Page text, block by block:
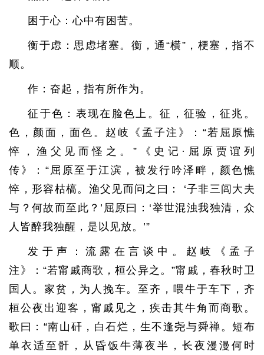
困于心：心中有困苦。
衡于虑：思虑堵塞。衡，通“横”，梗塞，指不
顺。
作：奋起，指有所作为。
征于色：表现在脸色上。征，征验，征兆。
色，颜面，面色。赵岐《孟子注》：“若屈原憔
悴，渔父见而怪之。”《史记·屈原贾谊列
传》：“屈原至于江滨，被发行吟泽畔，颜色憔
悴，形容枯槁。渔父见而问之曰： ‘子非三闾大夫
与？何故而至此？’屈原曰：‘举世混浊我独清，众
人皆醉我独醒，是以见放。’”
发于声：流露在言谈中。赵岐《孟子
注》：“若甯戚商歌，桓公异之。”甯戚，春秋时卫
国人。家贫，为人挽车。至齐，喂牛于车下，齐
桓公夜出迎客，甯戚见之，疾击其牛角而商歌。
歌曰：“南山矸，白石烂，生不逢尧与舜禅。短布
单衣适至骭，从昏饭牛薄夜半，长夜漫漫何时